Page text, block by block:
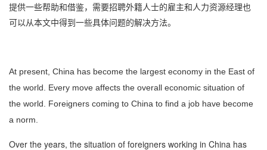
提供一些帮助和借鉴，需要招聘外籍人士的雇主和人力资源经理也
可以从本文中得到一些具体问题的解决方法。
At present, China has become the largest economy in the East of
the world. Every move affects the overall economic situation of
the world. Foreigners coming to China to find a job have become
a norm.
Over the years, the situation of foreigners working in China has